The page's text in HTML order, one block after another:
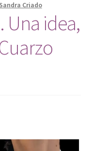
Sandra Criado
Una idea,